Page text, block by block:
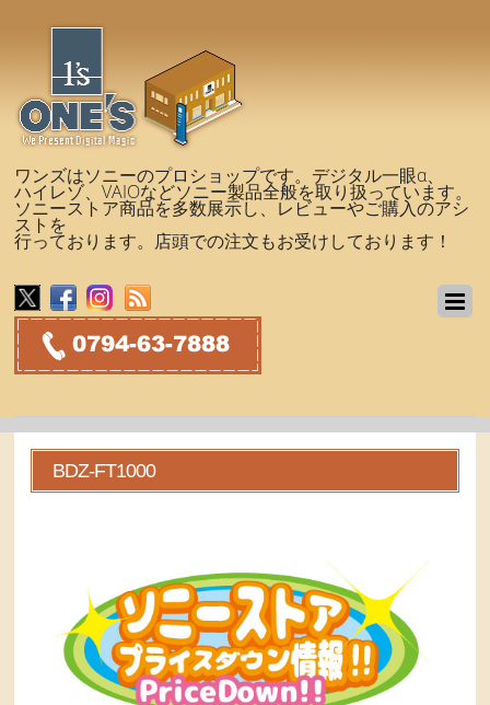
ワンズはソニーのプロショップです。デジタル一眼α、
ハイレゾ、VAIOなどソニー製品全般を取り扱っています。
ソニーストア商品を多数展示し、レビューやご購入のアシ
ストを
行っております。店頭での注文もお受けしております！
BDZ-FT1000